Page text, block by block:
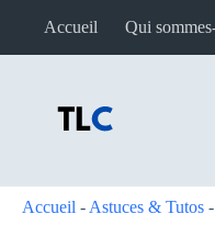
Accueil Qui
Accueil - Astuces & Tutos -